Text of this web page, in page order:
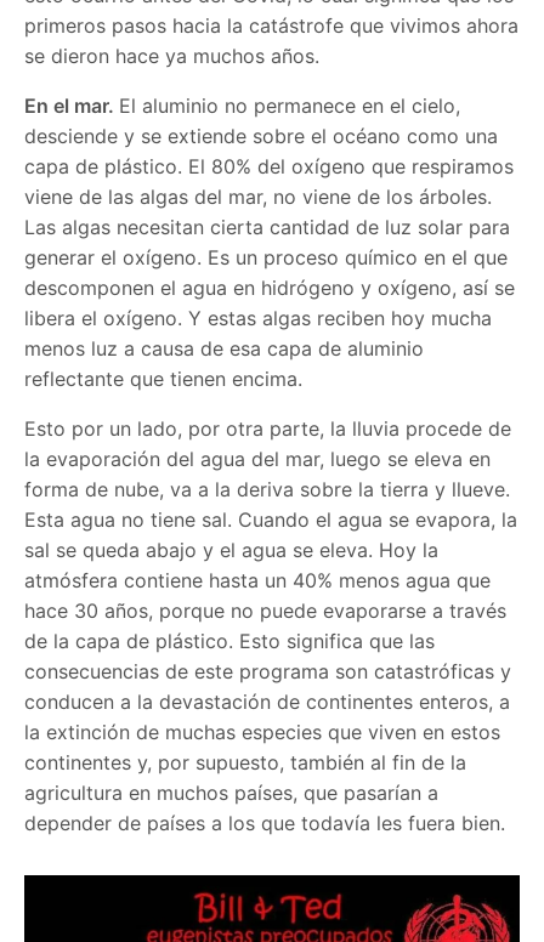
primeros pasos hacia la catástrofe que vivimos ahora
se dieron hace ya muchos años.
En el mar. El aluminio no permanece en el cielo,
desciende y se extiende sobre el océano como una
capa de plástico. El 80% del oxígeno que respiramos
viene de las algas del mar, no viene de los árboles.
Las algas necesitan cierta cantidad de luz solar para
generar el oxígeno. Es un proceso químico en el que
descomponen el agua en hidrógeno y oxígeno, así se
libera el oxígeno. Y estas algas reciben hoy mucha
menos luz a causa de esa capa de aluminio
reflectante que tienen encima.
Esto por un lado, por otra parte, la lluvia procede de
la evaporación del agua del mar, luego se eleva en
forma de nube, va a la deriva sobre la tierra y llueve.
Esta agua no tiene sal. Cuando el agua se evapora, la
sal se queda abajo y el agua se eleva. Hoy la
atmósfera contiene hasta un 40% menos agua que
hace 30 años, porque no puede evaporarse a través
de la capa de plástico. Esto significa que las
consecuencias de este programa son catastróficas y
conducen a la devastación de continentes enteros, a
la extinción de muchas especies que viven en estos
continentes y, por supuesto, también al fin de la
agricultura en muchos países, que pasarían a
depender de países a los que todavía les fuera bien.